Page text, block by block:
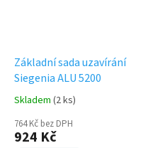
Základní sada uzavírání
Siegenia ALU 5200
Skladem (2 ks)
764 Kč bez DPH
924 Kč